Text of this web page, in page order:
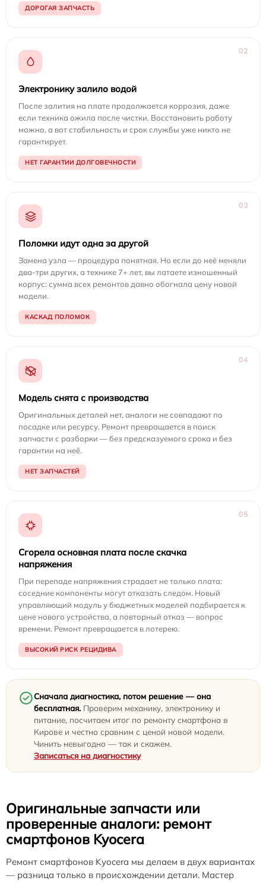
ДОРОГАЯ ЗАПЧАСТЬ
02
Электронику залило водой
После залития на плате продолжается коррозия, даже
если техника ожила после чистки. Восстановить работу
можно, а вот стабильность и срок службы уже никто не
гарантирует.
НЕТ ГАРАНТИИ ДОЛГОВЕЧНОСТИ
03
Поломки идут одна за другой
Замена узла — процедура понятная. Но если до неё меняли
два-три других, а технике 7+ лет, вы латаете изношенный
корпус: сумма всех ремонтов давно обогнала цену новой
модели.
КАСКАД ПОЛОМОК
04
Модель снята с производства
Оригинальных деталей нет, аналоги не совпадают по
посадке или ресурсу. Ремонт превращается в поиск
запчасти с разборки — без предсказуемого срока и без
гарантии на неё.
НЕТ ЗАПЧАСТЕЙ
05
Сгорела основная плата после скачка
напряжения
При перепаде напряжения страдает не только плата:
соседние компоненты могут отказать следом. Новый
управляющий модуль у бюджетных моделей подбирается к
цене нового устройства, а повторный отказ — вопрос
времени. Ремонт превращается в лотерею.
ВЫСОКИЙ РИСК РЕЦИДИВА
Сначала диагностика, потом решение — она
бесплатная. Проверим механику, электронику и
питание, посчитаем итог по ремонту смартфона в
Кирове и честно сравним с ценой новой модели.
Чинить невыгодно — так и скажем.
Записаться на диагностику
Оригинальные запчасти или
проверенные аналоги: ремонт
смартфонов Kyocera
Ремонт смартфонов Kyocera мы делаем в двух вариантах
— разница только в происхождении детали. Мастер